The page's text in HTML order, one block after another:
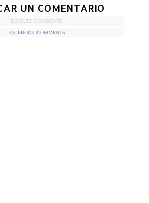
UN COMENTARIO
DEFAULT COMMENTS
FACEBOOK COMMENTS